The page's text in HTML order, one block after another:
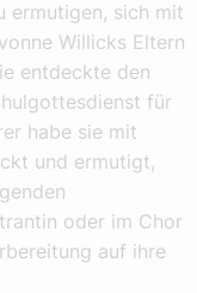
ermutigen, sich mit
Willicks Eltern
entdeckte den
für
habe sie mit
und ermutigt,
oder im Chor
auf ihre